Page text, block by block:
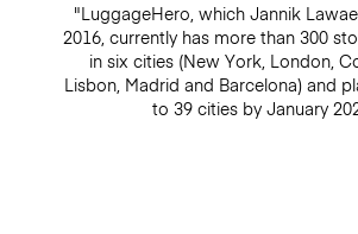
"LuggageHero, which Jannik
2016, currently has more than 300
in six cities (New York, London,
Lisbon, Madrid and Barcelona) and
to 39 cities by January